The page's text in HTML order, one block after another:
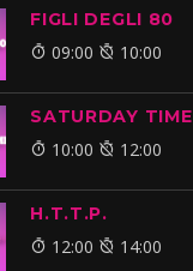
FIGLI DEGLI 80
09:00 10:00
SATURDAY TIME
10:00 12:00
H.T.T.P.
12:00 14:00